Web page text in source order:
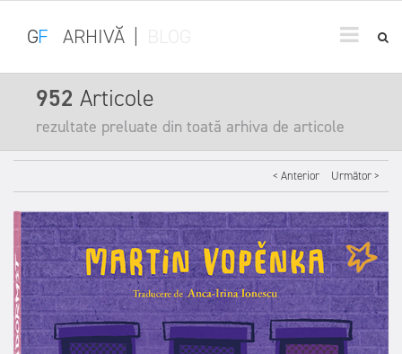
GF ARHIVĂ
952 Articole
rezultate preluate din toată arhiva de articole
< Anterior Următor >